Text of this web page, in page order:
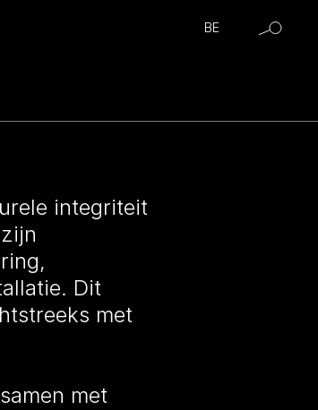
BE
integriteit
Dit
met
met